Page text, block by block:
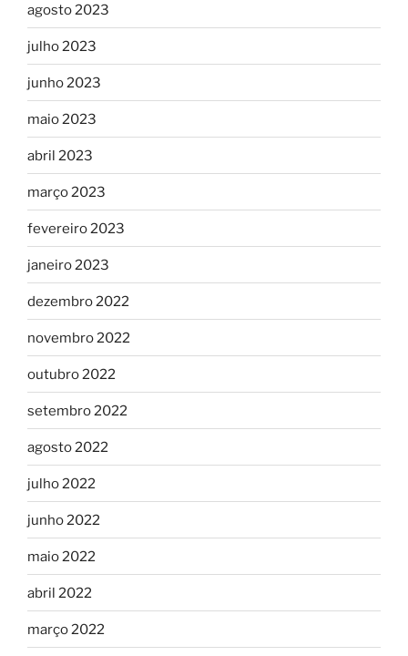
agosto 2023
julho 2023
junho 2023
maio 2023
abril 2023
março 2023
fevereiro 2023
janeiro 2023
dezembro 2022
novembro 2022
outubro 2022
setembro 2022
agosto 2022
julho 2022
junho 2022
maio 2022
abril 2022
março 2022